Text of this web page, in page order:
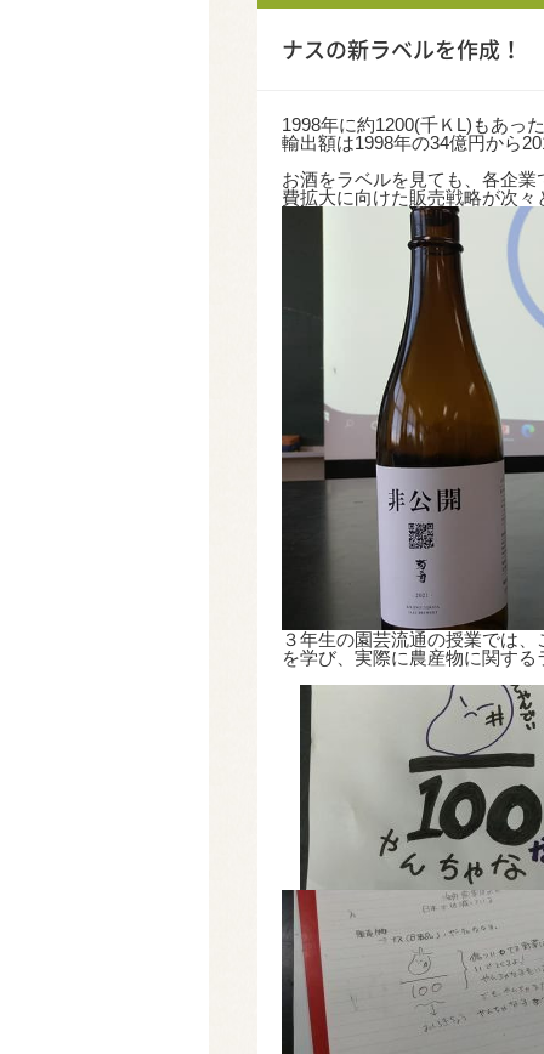
ナスの新ラベルを作成！
1998年に約1200(千ＫL)もあっ
輸出額は1998年の34億円から
お酒をラベルを見ても、各企
費拡大に向けた販売戦略が次々
３年生の園芸流通の授業では
を学び、実際に農産物に関す